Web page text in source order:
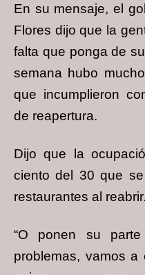
En su mensaje, el
Flores dijo que la
falta que ponga de
semana hubo
que incumplieron
de reapertura.
Dijo que la
ciento del 30 que
restaurantes al reabrir.
“O ponen su
problemas, vamos